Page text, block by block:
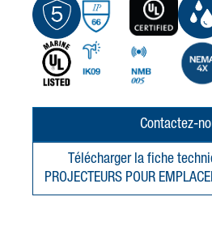
Contactez-
Télécharger la fiche
PROJECTEURS POUR